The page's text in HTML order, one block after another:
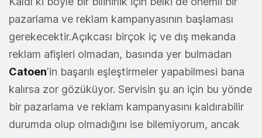
pazarlama ve reklam kampanyasının başlaması
gerekecektir.Açıkcası birçok iç ve dış mekanda
reklam afişleri olmadan, basında yer bulmadan
Catoen'in başarılı eşleştirmeler yapabilmesi bana
kalırsa zor gözüküyor. Servisin şu an için bu yönde
bir pazarlama ve reklam kampanyasını kaldırabilir
durumda olup olmadığını ise bilemiyorum, ancak